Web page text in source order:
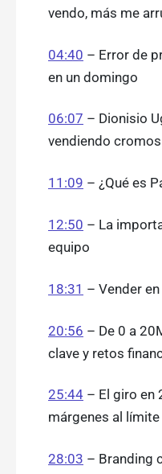
vendo, más me
04:40 – Error de
en un domingo
06:07 – Dionisio
vendiendo cromos
11:09 – ¿Qué es
12:50 – La
equipo
18:31 – Vender
20:56 – De 0 a
clave y retos
25:44 – El giro en
márgenes al límite
28:03 – Branding